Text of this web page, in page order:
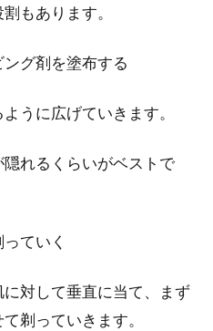
もあります。
グ剤を塗布する
うに広げていきます。
れるくらいがベストで
ていく
対して垂直に当て、まず
剃っていきます。